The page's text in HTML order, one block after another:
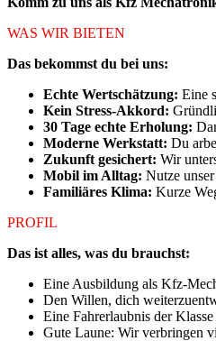
WAS WIR BIETEN
Das bekommst du bei uns:
Echte Wertschätzung: Eine
Kein Stress-Akkord:
30 Tage echte Erholung:
Moderne Werkstatt: Du
Zukunft gesichert: Wir
Mobil im Alltag: Nutze
Familiäres Klima: Kurze
PROFIL
Das ist alles, was du brauchst:
Eine Ausbildung als Kfz-
Den Willen, dich
Eine Fahrerlaubnis der
Gute Laune: Wir verbringen